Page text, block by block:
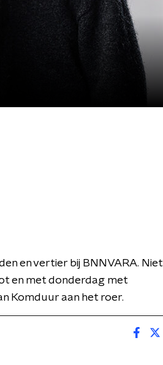
en vertier bij BNNVARA. Niet
en met donderdag met
Komduur aan het roer.